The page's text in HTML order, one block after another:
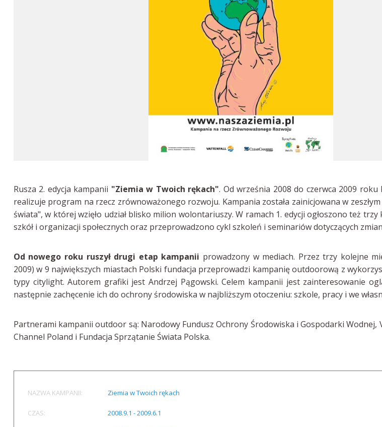
Rusza 2. edycja kampanii "Ziemia w Twoich rękach". Od września 2008 do czerwca 2009 roku
realizuje program na rzecz zrównoważonego rozwoju. Kampania została zainicjowana w
świata", w której wzięło udział blisko milion wolontariuszy. W ramach 1. edycji ogłoszono też
szkół i organizacji społecznych oraz przeprowadzono cykl szkoleń i seminariów dotyczących
Od nowego roku ruszył drugi etap kampanii prowadzony w mediach. Przez trzy kolejne
2009) w 9 największych miastach Polski fundacja przeprowadzi kampanię outdoorową z
typy citylight. Autorem grafiki jest Andrzej Pągowski. Celem kampanii jest zainteresowanie
następnie zachęcenie ich do ochrony środowiska w najbliższym otoczeniu: szkole, pracy i we
Partnerami kampanii outdoor są: Narodowy Fundusz Ochrony Środowiska i Gospodarki Wodnej,
Channel Poland i Fundacja Sprzątanie Świata Polska.
NAZWA KAMPANII: Ziemia w Twoich rękach
CZAS: 2008.9.1 - 2009.6.1